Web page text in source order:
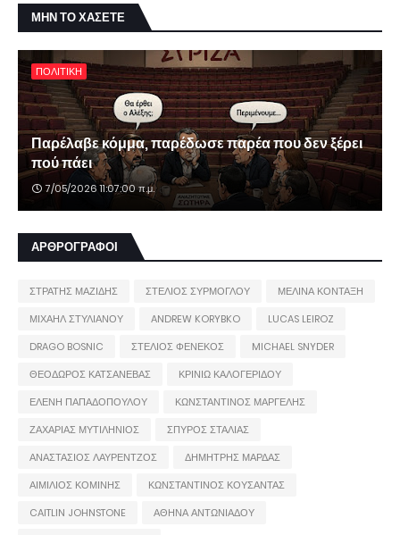
ΜΗΝ ΤΟ ΧΑΣΕΤΕ
ΠΟΛΙΤΙΚΗ
Παρέλαβε κόμμα, παρέδωσε παρέα που δεν ξέρει
πού πάει
7/05/2026 11:07:00 π.μ.
ΑΡΘΡΟΓΡΑΦΟΙ
ΣΤΡΑΤΗΣ ΜΑΖΙΔΗΣ ΣΤΕΛΙΟΣ ΣΥΡΜΟΓΛΟΥ
ΜΕΛΙΝΑ ΚΟΝΤΑΞΗ
ΜΙΧΑΗΛ ΣΤΥΛΙΑΝΟΥ
ANDREW KORYBKO
LUCAS LEIROZ
DRAGO BOSNIC
ΣΤΕΛΙΟΣ ΦΕΝΕΚΟΣ
MICHAEL SNYDER
ΘΕΟΔΩΡΟΣ ΚΑΤΣΑΝΕΒΑΣ
ΚΡΙΝΙΩ ΚΑΛΟΓΕΡΙΔΟΥ
ΕΛΕΝΗ ΠΑΠΑΔΟΠΟΥΛΟΥ
ΚΩΝΣΤΑΝΤΙΝΟΣ ΜΑΡΓΕΛΗΣ
ΖΑΧΑΡΙΑΣ ΜΥΤΙΛΗΝΙΟΣ
ΣΠΥΡΟΣ ΣΤΑΛΙΑΣ
ΑΝΑΣΤΑΣΙΟΣ ΛΑΥΡΕΝΤΖΟΣ
ΔΗΜΗΤΡΗΣ ΜΑΡΔΑΣ
ΑΙΜΙΛΙΟΣ ΚΟΜΙΝΗΣ
ΚΩΝΣΤΑΝΤΙΝΟΣ ΚΟΥΣΑΝΤΑΣ
CAITLIN JOHNSTONE
ΑΘΗΝΑ ΑΝΤΩΝΙΑΔΟΥ